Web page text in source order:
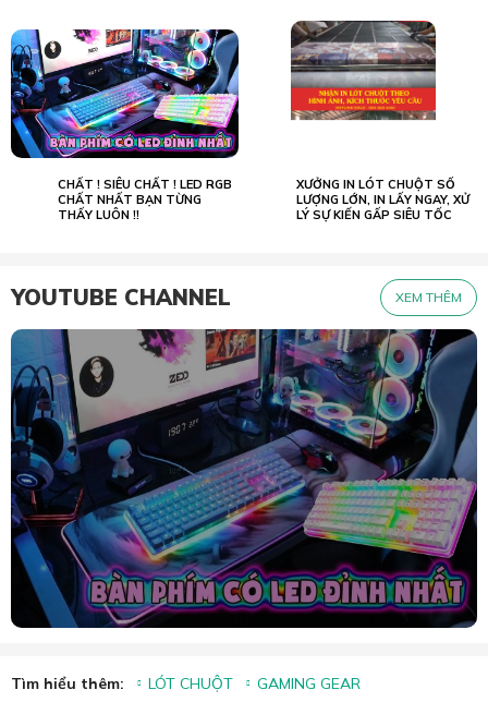
CHẤT ! SIÊU CHẤT ! LED RGB
CHẤT NHẤT BẠN TỪNG
THẤY LUÔN !!
XƯỞNG IN LÓT CHUỘT SỐ
LƯỢNG LỚN, IN LẤY NGAY, XỬ
LÝ SỰ KIẾN GẤP SIÊU TỐC
YOUTUBE CHANNEL XEM THÊM
Tìm hiểu thêm: LÓT CHUỘT
GAMING GEAR